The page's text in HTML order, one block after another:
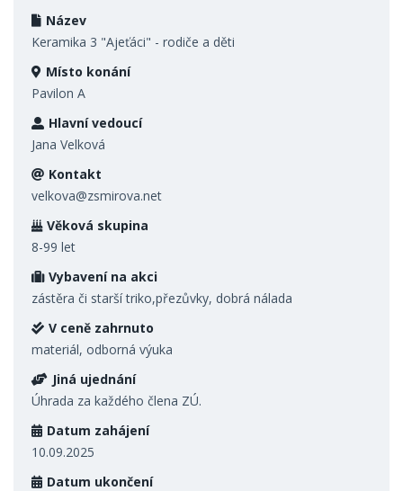
Název
Keramika 3 "Ajeťáci" - rodiče a děti
Místo konání
Pavilon A
Hlavní vedoucí
Jana Velková
Kontakt
velkova@zsmirova.net
Věková skupina
8-99 let
Vybavení na akci
zástěra či starší triko,přezůvky, dobrá nálada
V ceně zahrnuto
materiál, odborná výuka
Jiná ujednání
Úhrada za každého člena ZÚ.
Datum zahájení
10.09.2025
Datum ukončení